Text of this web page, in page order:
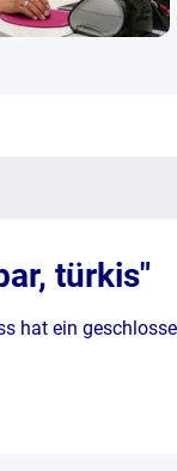
türkis"
hat ein